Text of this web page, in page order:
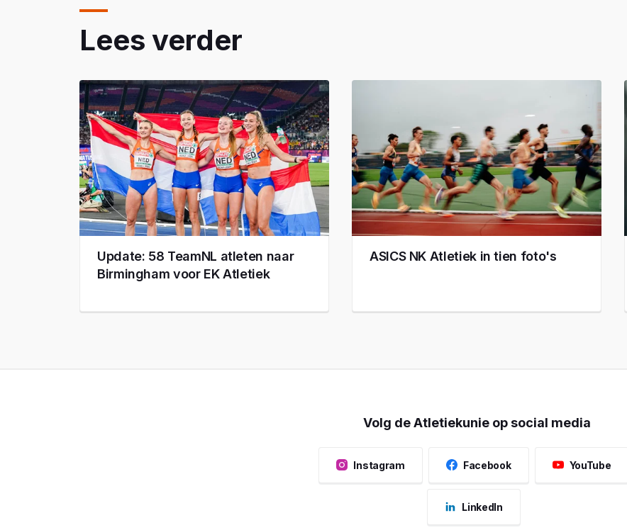
Lees verder
Update: 58 TeamNL atleten naar
Birmingham voor EK Atletiek
ASICS NK Atletiek in tien foto's
Volg de Atletiekunie op social media
Instagram Facebook YouTube
LinkedIn